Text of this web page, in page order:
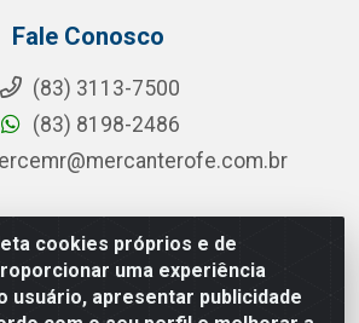
cookies próprios e de
uma experiência
usuário, apresentar publicidade
Fale Conosco
(83) 3113-7500
(83) 8198-2486
- Rua Hortêncio Ribeiro de Luna, 3777 -
João Pessoa/PB - CEP 58081-400 -
35.428.312/0001-85